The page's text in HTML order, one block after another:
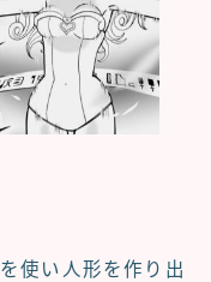
使い人形を作り出